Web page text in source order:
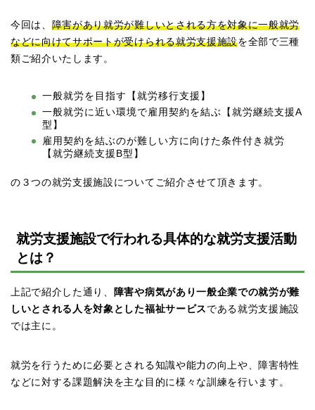
今回は、 障害があり就労が難しいとされる方を対象に一般就労
などに向けてサポートが受けられる就労支援施設を全部で三種
類ご紹介いたします。
一般就労を目指す【就労移行支援】
一般就労に近い環境で雇用契約を結ぶ【就労継続支援A
型】
雇用契約を結ぶのが難しい方に向けた条件付き就労
【就労継続支援B型】
の３つの就労支援施設についてご紹介させて頂きます。
就労支援施設で行われる具体的な就労支援活動
とは？
上記で紹介した通り、
障害や病気があり一般企業での就労が難
しいとされる人を対象とした福祉サービス である就労支援施設
では主に。
就労を行うために必要とされる知識や能力の向上や、障害特性
などに対する課題解決を主な目的に様々な訓練を行います。